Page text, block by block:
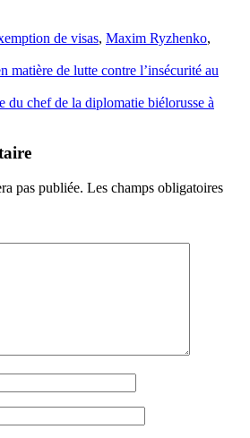
de visas, Maxim Ryzhenko,
matière de lutte contre l’insécurité au
du chef de la diplomatie biélorusse à
pas publiée. Les champs obligatoires